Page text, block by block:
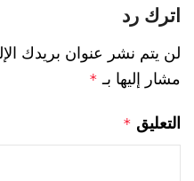
اترك رد
لن يتم نشر عنوان بريدك
مشار إليها بـ *
التعليق *